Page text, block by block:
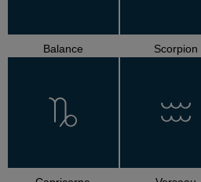
Balance Scorpion